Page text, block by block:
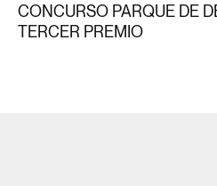
CONCURSO PARQUE DE
TERCER PREMIO